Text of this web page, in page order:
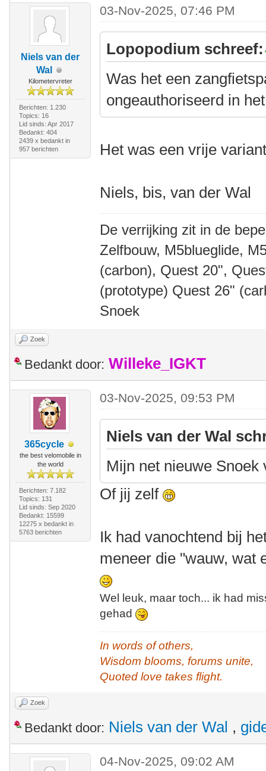
Niels van der
Wal
Kilometervreter
Berichten: 1.230
Topics: 16
Lid sinds: Apr 2017
Bedankt: 404
2439 x bedankt in
957 berichten
03-Nov-2025, 07:46 PM
Lopopodium schreef:
Was het een
ongeauthoriseerd in
Het was een vrije
Niels, bis, van der Wal
De verrijking zit in de
Zelfbouw, M5blueglide,
(carbon), Quest 20",
(prototype) Quest 26"
Snoek
Zoek
Bedankt door: Willeke_IGKT
365cycle
the best velomobile in
the world
Berichten: 7.182
Topics: 131
Lid sinds: Sep 2020
Bedankt: 15599
12275 x bedankt in
5763 berichten
03-Nov-2025, 09:53 PM
Niels van der Wal
Mijn net nieuwe
Of jij zelf
Ik had vanochtend bij
meneer die "wauw, wat
Wel leuk, maar toch... ik had
gehad
In words of others,
Wisdom blooms, forums unite,
Quoted love takes flight.
Zoek
Bedankt door: Niels van der Wal ,
04-Nov-2025, 09:02 AM